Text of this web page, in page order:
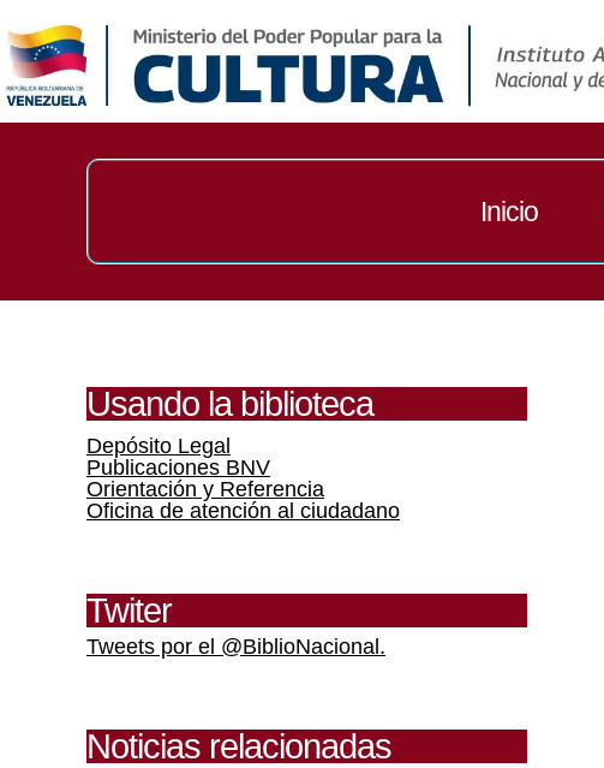
Inicio
Usando la biblioteca
Depósito Legal
Publicaciones BNV
Orientación y Referencia
Oficina de atención al ciudadano
Twiter
Tweets por el @BiblioNacional.
Noticias relacionadas